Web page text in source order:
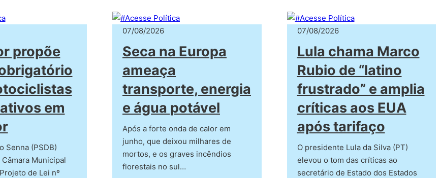
propõe
em
Senna (PSDB)
Municipal
de Lei nº
07/08/2026
Seca na Europa
ameaça
transporte, energia
e água potável
Após a forte onda de calor em
junho, que deixou milhares de
mortos, e os graves incêndios
florestais no sul…
07/08/2026
Lula chama Marco
Rubio de “latino
frustrado” e amplia
críticas aos EUA
após tarifaço
O presidente Lula da Silva (PT)
elevou o tom das críticas ao
secretário de Estado dos Estados